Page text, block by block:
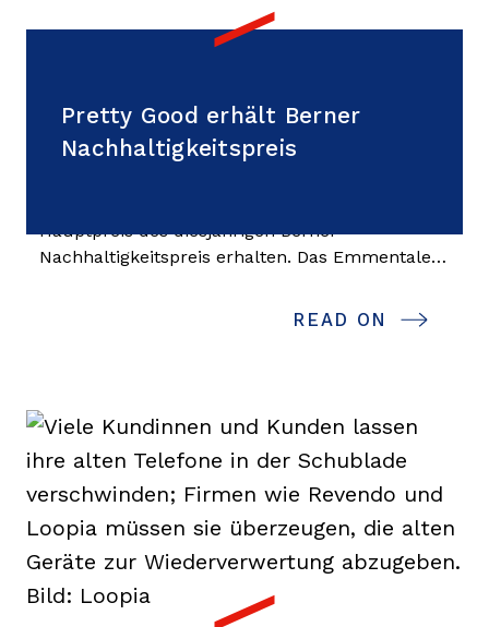
Pretty Good erhält Berner
Nachhaltigkeitspreis
Pretty Good erhält Berner
Nachhaltigkeitspreis
Hauptpreis des diesjährigen Berner
Nachhaltigkeitspreis erhalten. Das Emmentaler
in den Wirtschaftskreislauf ein. Sieben weitere
READ ON